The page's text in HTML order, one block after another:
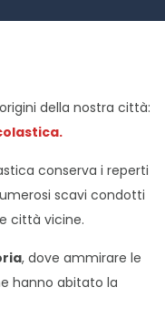
della nostra città:
conserva i reperti
scavi condotti
città vicine.
, dove ammirare le
hanno abitato la